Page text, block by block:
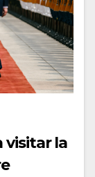
visitar la